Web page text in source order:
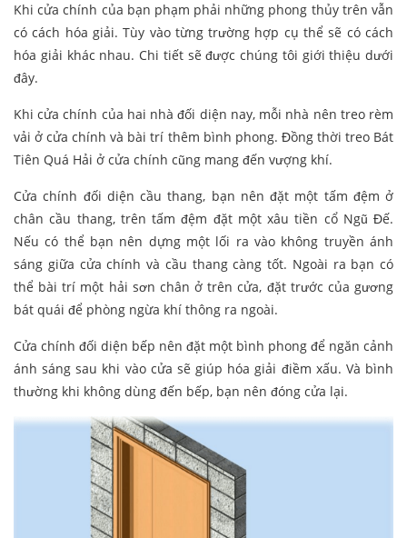
Khi cửa chính của bạn phạm phải những phong thủy trên vẫn
có cách hóa giải. Tùy vào từng trường hợp cụ thể sẽ có cách
hóa giải khác nhau. Chi tiết sẽ được chúng tôi giới thiệu dưới
đây.
Khi cửa chính của hai nhà đối diện nay, mỗi nhà nên treo rèm
vải ở cửa chính và bài trí thêm bình phong. Đồng thời treo Bát
Tiên Quá Hải ở cửa chính cũng mang đến vượng khí.
Cửa chính đối diện cầu thang, bạn nên đặt một tấm đệm ở
chân cầu thang, trên tấm đệm đặt một xâu tiền cổ Ngũ Đế.
Nếu có thể bạn nên dựng một lối ra vào không truyền ánh
sáng giữa cửa chính và cầu thang càng tốt. Ngoài ra bạn có
thể bài trí một hải sơn chân ở trên cửa, đặt trước của gương
bát quái để phòng ngừa khí thông ra ngoài.
Cửa chính đối diện bếp nên đặt một bình phong để ngăn cảnh
ánh sáng sau khi vào cửa sẽ giúp hóa giải điềm xấu. Và bình
thường khi không dùng đến bếp, bạn nên đóng cửa lại.